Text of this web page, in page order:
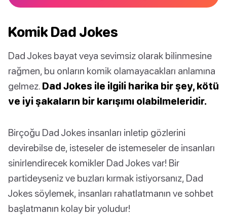
Komik Dad Jokes
Dad Jokes bayat veya sevimsiz olarak bilinmesine
rağmen, bu onların komik olamayacakları anlamına
gelmez. Dad Jokes ile ilgili harika bir şey, kötü
ve iyi şakaların bir karışımı olabilmeleridir.
Birçoğu Dad Jokes insanları inletip gözlerini
devirebilse de, isteseler de istemeseler de insanları
sinirlendirecek komikler Dad Jokes var! Bir
partideyseniz ve buzları kırmak istiyorsanız, Dad
Jokes söylemek, insanları rahatlatmanın ve sohbet
başlatmanın kolay bir yoludur!